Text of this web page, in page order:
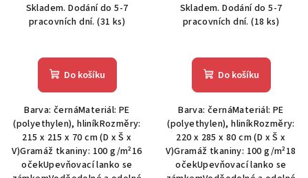
Skladem. Dodání do 5-7
pracovních dní.(31 ks)
Do košíku
Barva: černáMateriál: PE
(polyethylen), hliníkRozměry:
215 x 215 x 70 cm (D x Š x
V)Gramáž tkaniny: 100 g/m²16
očekUpevňovací lanko se
Skladem. Dodání do 5-7
pracovních dní.(18 ks)
Do košíku
Barva: černáMateriál: PE
(polyethylen), hliníkRozměry:
220 x 285 x 80 cm (D x Š x
V)Gramáž tkaniny: 100 g/m²18
očekUpevňovací lanko se